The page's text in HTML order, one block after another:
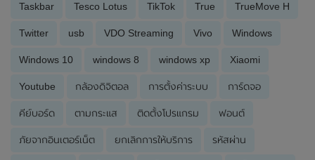
Taskbar Tesco Lotus TikTok True TrueMove H
Twitter usb VDO Streaming Vivo Windows
Windows 10 windows 8 windows xp Xiaomi
Youtube กล้องดิจิตอล การตั้งค่าระบบ การ์ดจอ
คีย์บอร์ด ตามกระแส ติดตั้งโปรแกรม ฟอนต์
ภัยจากอินเตอร์เน็ต ยกเลิกการให้บริการ รหัสผ่าน